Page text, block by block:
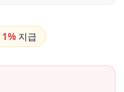
1% 지급